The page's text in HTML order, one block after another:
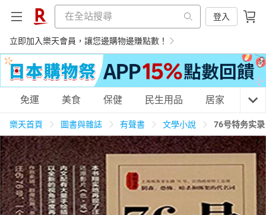
登入
立即加入樂天會員，讓您邊購物邊賺點數！
購物網分類
天天免運 美食蛋糕 養生保健
居家生活 3C家電 運動休閒 親子玩具
免運 美食 保健 民生用品 居家 3C
樂天首頁 圖書與雜誌 有聲書 文學小說 76号特务实